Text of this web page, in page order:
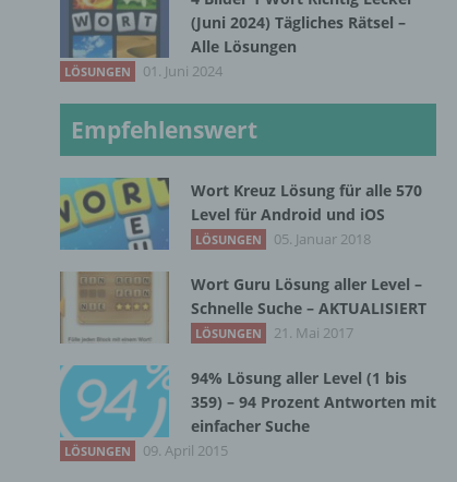
(Juni 2024) Tägliches Rätsel –
Alle Lösungen
LÖSUNGEN 01. Juni 2024
Empfehlenswert
Wort Kreuz Lösung für alle 570
Level für Android und iOS
LÖSUNGEN 05. Januar 2018
Wort Guru Lösung aller Level –
Schnelle Suche – AKTUALISIERT
LÖSUNGEN 21. Mai 2017
94% Lösung aller Level (1 bis
359) – 94 Prozent Antworten mit
einfacher Suche
LÖSUNGEN 09. April 2015